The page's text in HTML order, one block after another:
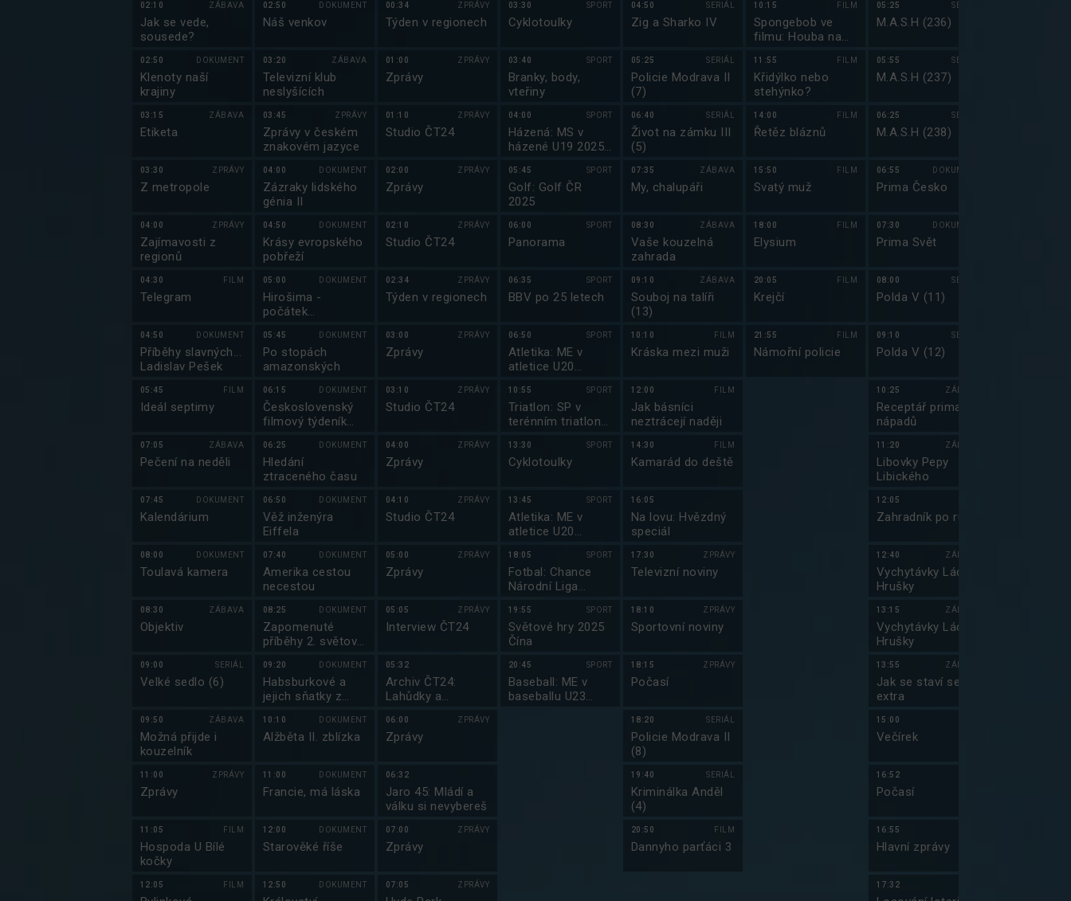
02:10 ZÁBAVA
Jak se vede,
sousede?
02:50 DOKUMENT
Klenoty naší
krajiny
03:15 ZÁBAVA
Etiketa
03:30 ZPRÁVY
Z metropole
04:00 ZPRÁVY
Zajímavosti z
regionů
04:30 FILM
Telegram
04:50 DOKUMENT
Příběhy slavných...
Ladislav Pešek
05:45 FILM
Ideál septimy
07:05 ZÁBAVA
Pečení na neděli
07:45 DOKUMENT
Kalendárium
08:00 DOKUMENT
Toulavá kamera
08:30 ZÁBAVA
Objektiv
09:00 SERIÁL
Velké sedlo (6)
09:50 ZÁBAVA
Možná přijde i
kouzelník
11:00 ZPRÁVY
Zprávy
11:05 FILM
Hospoda U Bílé
kočky
12:05 FILM
02:50 DOKUMENT
Náš venkov
03:20 ZÁBAVA
Televizní klub
neslyšících
03:45 ZPRÁVY
Zprávy v českém
znakovém jazyce
04:00 DOKUMENT
Zázraky lidského
génia II
04:50 DOKUMENT
Krásy evropského
pobřeží
05:00 DOKUMENT
Hirošima -
počátek
05:45 DOKUMENT
Po stopách
amazonských
06:15 DOKUMENT
Československý
filmový týdeník
06:25 DOKUMENT
Hledání
ztraceného času
06:50 DOKUMENT
Věž inženýra
Eiffela
07:40 DOKUMENT
Amerika cestou
necestou
08:25 DOKUMENT
Zapomenuté
příběhy 2. světové
09:20 DOKUMENT
Habsburkové a
jejich sňatky z
10:10 DOKUMENT
Alžběta II. zblízka
11:00 DOKUMENT
Francie, má láska
12:00 DOKUMENT
Starověké říše
12:50 DOKUMENT
00:34 ZPRÁVY
Týden v regionech
01:00 ZPRÁVY
Zprávy
01:10 ZPRÁVY
Studio ČT24
02:00 ZPRÁVY
Zprávy
02:10 ZPRÁVY
Studio ČT24
02:34 ZPRÁVY
Týden v regionech
03:00 ZPRÁVY
Zprávy
03:10 ZPRÁVY
Studio ČT24
04:00 ZPRÁVY
Zprávy
04:10 ZPRÁVY
Studio ČT24
05:00 ZPRÁVY
Zprávy
05:05 ZPRÁVY
Interview ČT24
05:32
Archiv ČT24:
Lahůdky a
06:00 ZPRÁVY
Zprávy
06:32
Jaro 45: Mládí a
válku si nevybereš
07:00 ZPRÁVY
Zprávy
07:05 ZPRÁVY
03:30 SPORT
Cyklotoulky
03:40 SPORT
Branky, body,
vteřiny
04:00 SPORT
Házená: MS v
házené U19 2025
05:45 SPORT
Golf: Golf ČR
2025
06:00 SPORT
Panorama
06:35 SPORT
BBV po 25 letech
06:50 SPORT
Atletika: ME v
atletice U20
10:55 SPORT
Triatlon: SP v
terénním triatlonu
13:30 SPORT
Cyklotoulky
13:45 SPORT
Atletika: ME v
atletice U20
18:05 SPORT
Fotbal: Chance
Národní Liga
19:55 SPORT
Světové hry 2025
Čína
20:45 SPORT
Baseball: ME v
baseballu U23
04:50 SERIÁL
Zig a Sharko IV
05:25 SERIÁL
Policie Modrava II
(7)
06:40 SERIÁL
Život na zámku III
(5)
07:35 ZÁBAVA
My, chalupáři
08:30 ZÁBAVA
Vaše kouzelná
zahrada
09:10 ZÁBAVA
Souboj na talíři
(13)
10:10 FILM
Kráska mezi muži
12:00 FILM
Jak básníci
neztrácejí naději
14:30 FILM
Kamarád do deště
16:05
Na lovu: Hvězdný
speciál
17:30 ZPRÁVY
Televizní noviny
18:10 ZPRÁVY
Sportovní noviny
18:15 ZPRÁVY
Počasí
18:20 SERIÁL
Policie Modrava II
(8)
19:40 SERIÁL
Kriminálka Anděl
(4)
20:50 FILM
Dannyho parťáci 3
10:15 FILM
Spongebob ve
filmu: Houba na
11:55 FILM
Křidýlko nebo
stehýnko?
14:00 FILM
Řetěz bláznů
15:50 FILM
Svatý muž
18:00 FILM
Elysium
20:05 FILM
Krejčí
21:55 FILM
Námořní policie
05:25 SERIÁL
M.A.S.H (236)
05:55 SERIÁL
M.A.S.H (237)
06:25 SERIÁL
M.A.S.H (238)
06:55 DOKUMENT
Prima Česko
07:30 DOKUMENT
Prima Svět
08:00 SERIÁL
Polda V (11)
09:10 SERIÁL
Polda V (12)
10:25 ZÁBAVA
Receptář prima
nápadů
11:20 ZÁBAVA
Libovky Pepy
Libického
12:05
Zahradník po ruce
12:40 ZÁBAVA
Vychytávky Ládi
Hrušky
13:15 ZÁBAVA
Vychytávky Ládi
Hrušky
13:55 ZÁBAVA
Jak se staví sen -
extra
15:00
Večírek
16:52
Počasí
16:55
Hlavní zprávy
17:32